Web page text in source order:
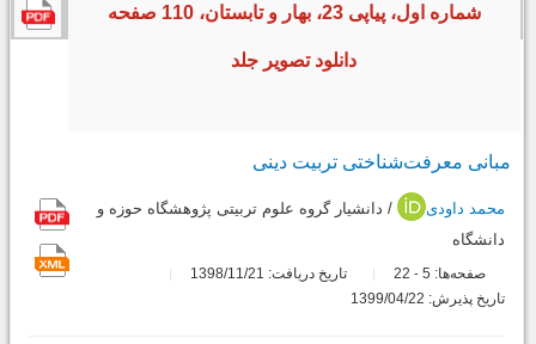
شماره اول، پیاپی 23، بهار و تابستان، 110 صفحه
دانلود تصویر جلد
مبانی معرفت‌شناختی تربیت دینی
محمد داودی
/ دانشیار گروه علوم تربیتی پژوهشگاه حوزه و
دانشگاه
صفحه‌ها: 5
-
تاریخ دریافت: 1398/11/21
تاریخ پذیرش: 1399/04/22